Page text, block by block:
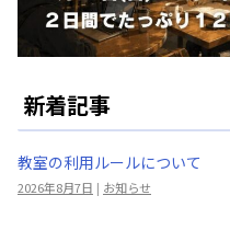
新着記事
教室の利用ルールについて
2026年8月7日 | お知らせ